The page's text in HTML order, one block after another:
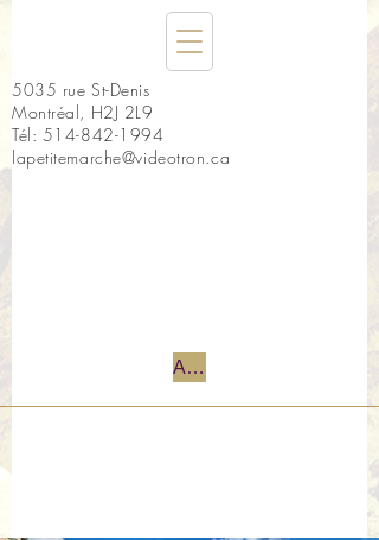
5035 rue St-Denis
Montréal, H2J 2L9
Tél: 514-842-1994
lapetitemarche@videotron.ca
Accueil